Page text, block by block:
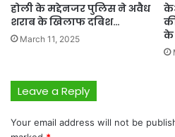
होली के मद्देनजर पुलिस ने अवैध
शराब के खिलाफ दबिश…
March 11, 2025
के
Leave a Reply
Your email address will not be